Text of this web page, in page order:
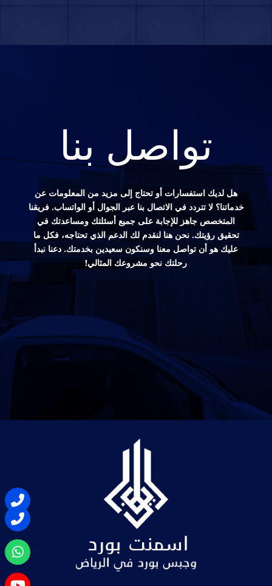
تواصل بنا
هل لديك استفسارات أو تحتاج إلى مزيد من المعلومات عن
خدماتنا؟ لا تتردد في الاتصال بنا عبر الجوال أو الواتساب. فريقنا
المتخصص جاهز للإجابة على جميع أسئلتك ومساعدتك في
تحقيق رؤيتك. نحن هنا لنقدم لك الدعم الذي تحتاجه، فكل ما
عليك هو أن تواصل معنا وسنكون سعيدين بخدمتك. دعنا نبدأ
رحلتك نحو مشروعك المثالي!